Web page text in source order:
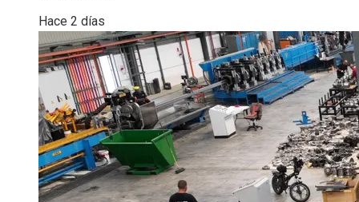
Hace 2 días